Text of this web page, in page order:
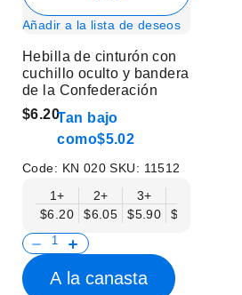
Añadir a la lista de deseos
Hebilla de cinturón con
cuchillo oculto y bandera
de la Confederación
$6.20Tan bajo
como$5.02
Code: KN 020SKU: 11512
1+
$6.20
2+
$6.05
3+
$5.90
$5.75
A la canasta